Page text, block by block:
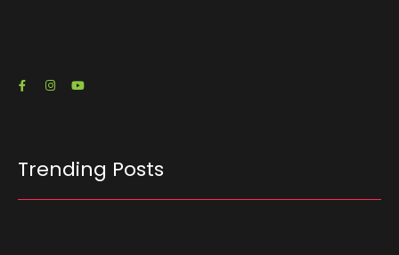
Trending Posts